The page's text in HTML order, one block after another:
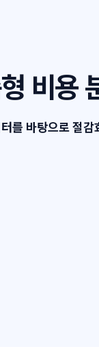
비용
를 바탕으로 절감